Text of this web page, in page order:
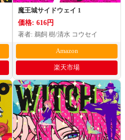
魔王城サイドウェイ 1
価格: 616円
著者: 鵜飼 樹/清水 コウセイ
Amazon
楽天市場